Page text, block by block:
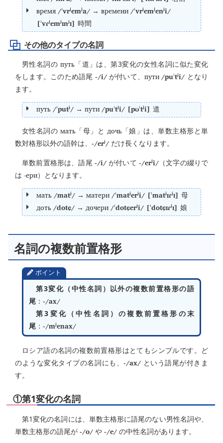
время/ˈvrʲemʲa/→ времени/ˈvrʲemʲenʲi/
[ˈvɾʲemʲɪnʲɪ] 時間
その他のタイプの名詞
男性名詞の путь「道」は、第3変化の女性名詞に似た変化
をします。このため語尾 -/i/が付いて、пути/puˈtʲi/ となり
ます。
путь/ˈputʲ/→ пути/puˈtʲi/ [pʊˈtʲi] 道
女性名詞の мать「母」と дочь「娘」は、単数主格形と単
数対格形以外の語幹は、 -/erʲ/ だけ長くなります。
単数前置格形は、語尾 -/i/が付いて -/erʲi/（文字の綴りで
は -ери）となります。
мать/matʲ/→ матери/ˈmatʲerʲi/ [ˈmatʲɪɾʲɪ] 母
доть/dotɕ/→ дочери/ˈdotɕerʲi/ [ˈdotɕɪɾʲɪ] 娘
名詞の複数前置格形
ポイント
第3変化（中性名詞）以外の複数前置格形の語
尾 ：-/ax/
第3変化（中性名詞）の複数前置格形の末
尾 ：-/mʲenax/
ロシア語の名詞の複数前置格形はとてもシンプルです。ど
のような変化タイプの名詞にも、-/ax/ という語尾が付きま
す。
①第1変化の名詞
第1変化の名詞には、単数主格形に語尾のない男性名詞や、
単数主格形の語尾が -/o/ や -/e/ の中性名詞があります。